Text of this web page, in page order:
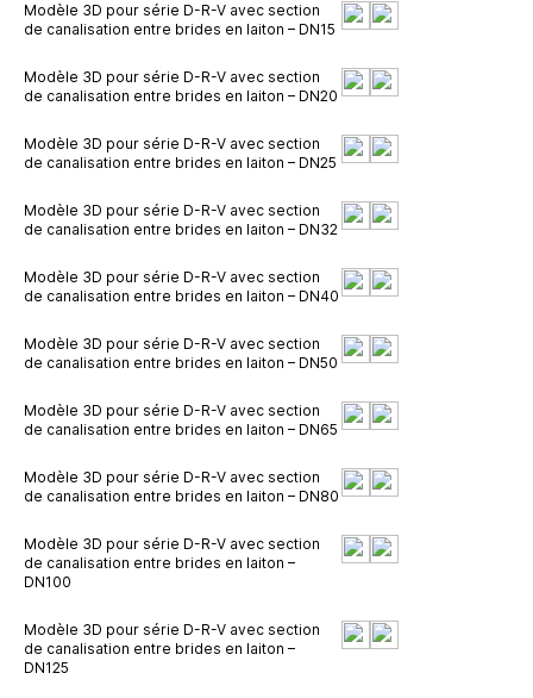
Modèle 3D pour série D-R-V avec section
de canalisation entre brides en laiton – DN15
Modèle 3D pour série D-R-V avec section
de canalisation entre brides en laiton – DN20
Modèle 3D pour série D-R-V avec section
de canalisation entre brides en laiton – DN25
Modèle 3D pour série D-R-V avec section
de canalisation entre brides en laiton – DN32
Modèle 3D pour série D-R-V avec section
de canalisation entre brides en laiton – DN40
Modèle 3D pour série D-R-V avec section
de canalisation entre brides en laiton – DN50
Modèle 3D pour série D-R-V avec section
de canalisation entre brides en laiton – DN65
Modèle 3D pour série D-R-V avec section
de canalisation entre brides en laiton – DN80
Modèle 3D pour série D-R-V avec section
de canalisation entre brides en laiton –
DN100
Modèle 3D pour série D-R-V avec section
de canalisation entre brides en laiton –
DN125